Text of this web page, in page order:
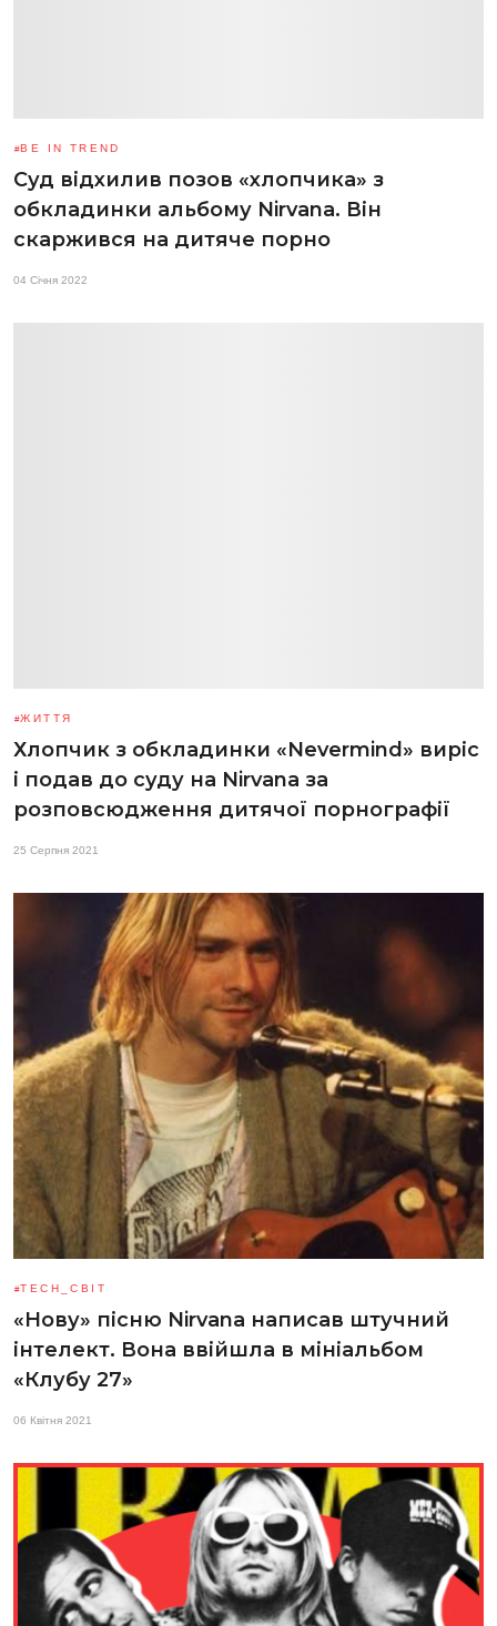
BE IN TREND
Суд відхилив позов «хлопчика» з
обкладинки альбому Nirvana. Він
скаржився на дитяче порно
04 Січня 2022
ЖИТТЯ
Хлопчик з обкладинки «Nevermind» виріс
і подав до суду на Nirvana за
розповсюдження дитячої порнографії
25 Серпня 2021
TECH_СВІТ
«Нову» пісню Nirvana написав штучний
інтелект. Вона ввійшла в мініальбом
«Клубу 27»
06 Квітня 2021